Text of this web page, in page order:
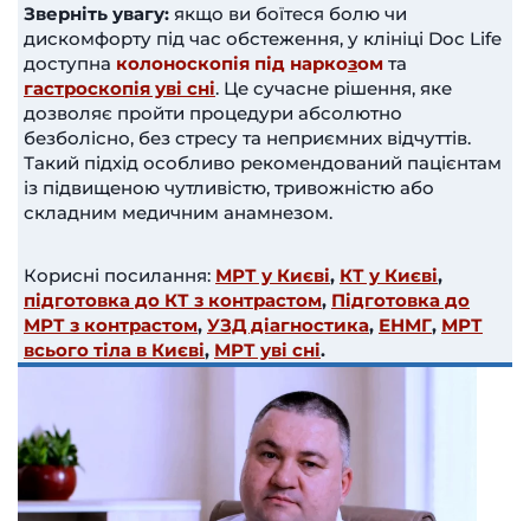
Зверніть увагу: якщо ви боїтеся болю чи
дискомфорту під час обстеження, у клініці Doc Life
доступна колоноскопія під наркозом та
гастроскопія уві сні. Це сучасне рішення, яке
дозволяє пройти процедури абсолютно
безболісно, без стресу та неприємних відчуттів.
Такий підхід особливо рекомендований пацієнтам
із підвищеною чутливістю, тривожністю або
складним медичним анамнезом.
Корисні посилання: МРТ у Києві, КТ у Києві,
підготовка до КТ з контрастом, Підготовка до
МРТ з контрастом, УЗД діагностика, ЕНМГ, МРТ
всього тіла в Києві, МРТ уві сні.